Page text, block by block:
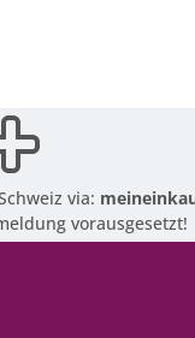
via:
vorausgesetzt!